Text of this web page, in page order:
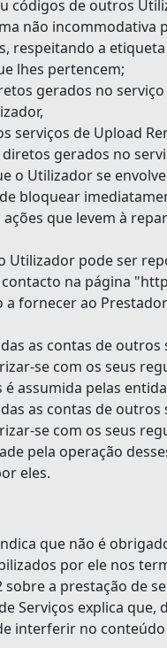
códigos de outros
não incommodativa
respeitando a
lhes pertencem;
gerados no
serviços de Upload
gerados no
o Utilizador se
bloquear
que levem à
Utilizador pode ser
na página
fornecer ao
as contas de
se com os seus
é assumida pelas
as contas de
se com os seus
pela operação
eles.
que não é
por ele nos
sobre a prestação de
Serviços explica
interferir no